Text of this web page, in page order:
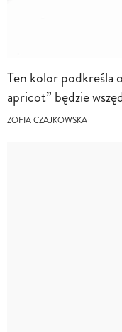
Ten kolor podkreśla
apricot” będzie
ZOFIA CZAJKOWSKA